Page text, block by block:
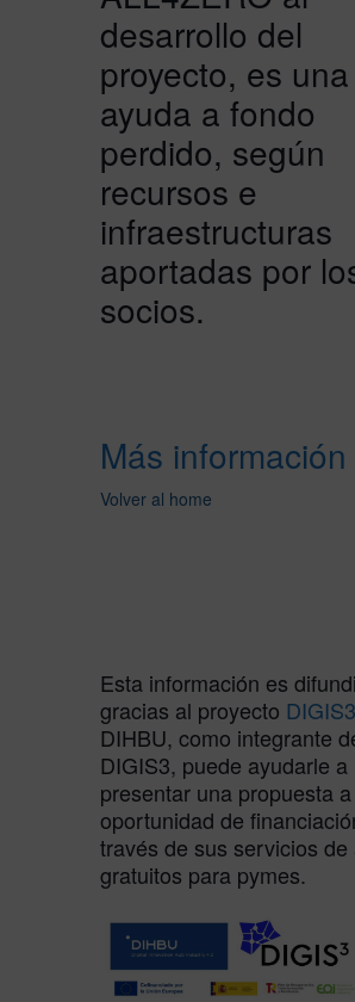
desarrollo del
proyecto, es una
ayuda a fondo
perdido, según
recursos e
infraestructuras
aportadas por
socios.
Más información
Volver al home
Esta información es
gracias al proyecto DIGIS3
DIHBU, como integrante
DIGIS3, puede ayudarle a
presentar una propuesta
oportunidad de
través de sus servicios de
gratuitos para pymes.